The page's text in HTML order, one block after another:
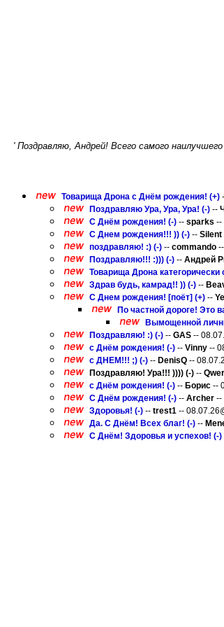
' Поздравляю, Андрей! Всего самого
Товарища Дрона с Днём рождения! (+)
Поздравляю Ура, Ура, Ура! (-) --
С Днём рождения! (-) -- sparks --
С Днем рождения!!! )) (-) -- Silent
поздравляю! :) (-) -- commando
Поздравляю!!! :))) (-) -- Андрей
Товарища Дрона
Здрав будь, камрад!! )) (-) --
С Днем рождения! [поёт] (+) --
По частной дороге! Это
Вымощенной
Поздравляю! :) (-) -- GAS --
с Днём рождения! (-) -- Vinny --
с ДНЕМ!!! ;) (-) -- DenisQ --
Поздравляю! Ура!!! )))) (-) --
с Днём рождения! (-) -- Борис --
C Днём рождения! (-) -- Archer --
Здоровья! (-) -- trest1 --
Да. С Днём! Всех благ! (-) --
С Днём! Здоровья и успехов! (-)